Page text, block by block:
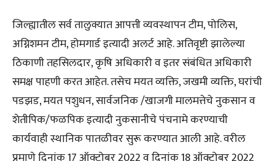
जिल्ह्यातील सर्व तालुक्यात आपत्ती व्यवस्थापन टीम, पोलिस,
अग्निशमन टीम, होमगार्ड इत्यादी अलर्ट आहे. अतिवृष्टी झालेल्या
ठिकाणी तहसिलदार, कृषि अधिकारी व इतर संबंधित अधिकारी
समक्ष पाहणी करत आहेत. तसेच मयत व्यक्ति, जखमी व्यक्ति, घरांची
पडझड, मयत पशुधन, सार्वजनिक /खाजगी मालमत्तेचे नुकसान व
शेतीपिक/फळपिक इत्यादी नुकसानीचे पंचनामे करण्याची
कार्यवाही स्थानिक पातळीवर सुरू करण्यात आली आहे. वरील